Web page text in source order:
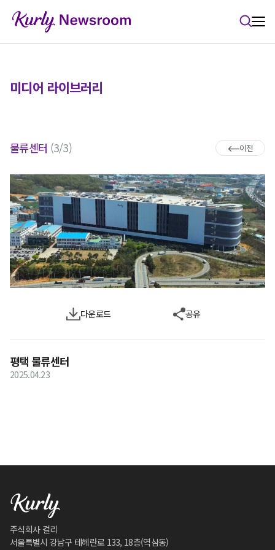
미디어 라이브러리
물류센터 (3/3) 이전
다운로드 공유
평택 물류센터
2025.04.23
주식회사 컬리
서울특별시 강남구 테헤란로 133, 18층(역삼동)